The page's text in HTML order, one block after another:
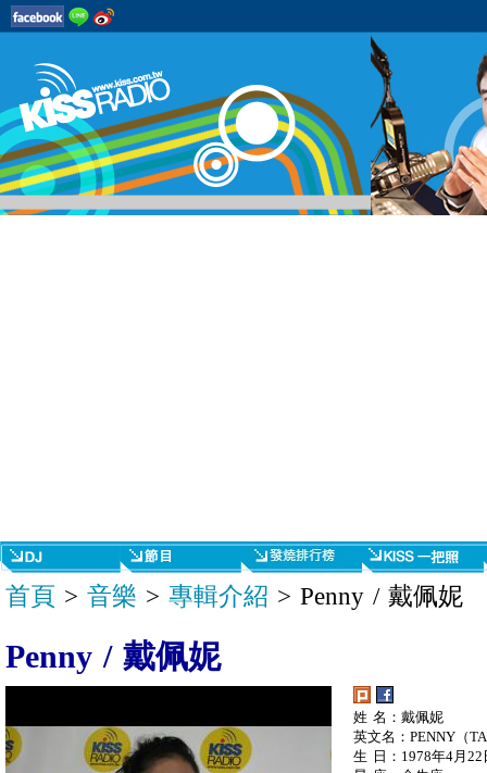
首頁 > 音樂 > 專輯介紹 > Penny / 戴佩妮
Penny / 戴佩妮
姓 名：戴佩妮
英文名：PENNY（
生 日：1978年4月22